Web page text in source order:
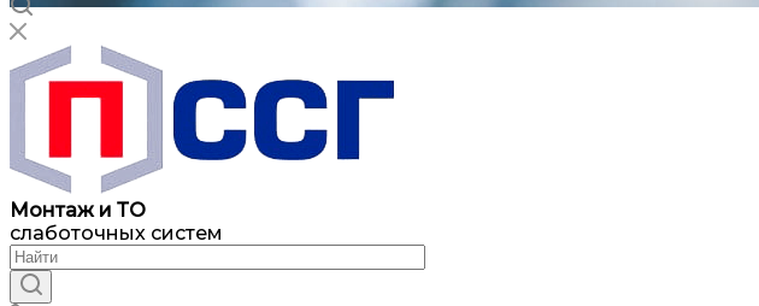
Монтаж и ТО
слаботочных систем